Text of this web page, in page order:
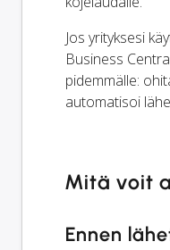
Jos yrityksesi
Business
pidemmälle:
automatisoi
Mitä voit
Ennen